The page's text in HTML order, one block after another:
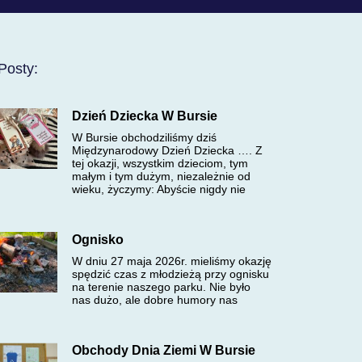
Dzień Dziecka W Bursie
W Bursie obchodziliśmy dziś
Międzynarodowy Dzień Dziecka …. Z
tej okazji, wszystkim dzieciom, tym
małym i tym dużym, niezależnie od
wieku, życzymy: Abyście nigdy nie
Ognisko
W dniu 27 maja 2026r. mieliśmy okazję
spędzić czas z młodzieżą przy ognisku
na terenie naszego parku. Nie było
nas dużo, ale dobre humory nas
Obchody Dnia Ziemi W Bursie